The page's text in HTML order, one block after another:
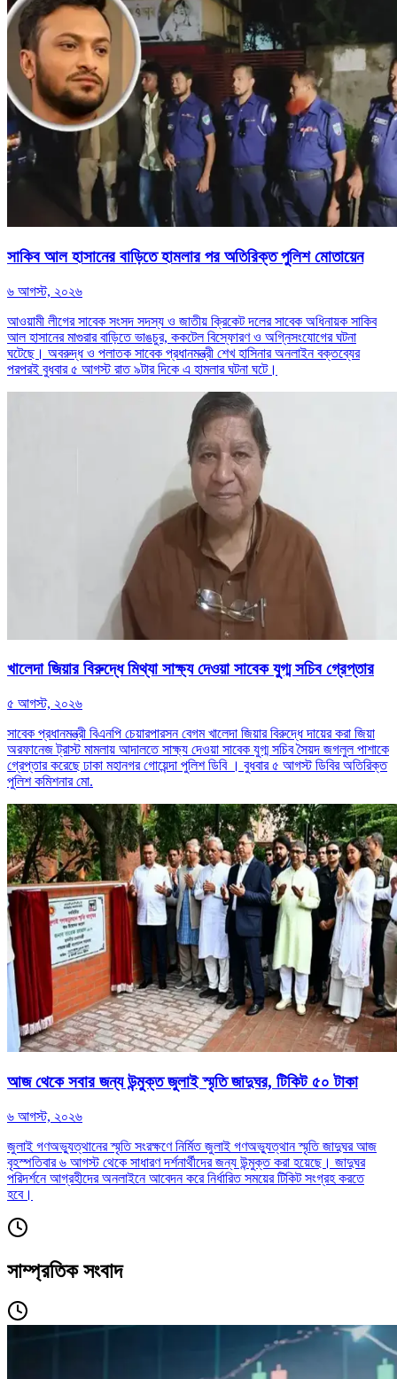
সাকিব আল হাসানের বাড়িতে হামলার পর অতিরিক্ত পুলিশ মোতায়েন
৬ আগস্ট, ২০২৬
আওয়ামী লীগের সাবেক সংসদ সদস্য ও জাতীয় ক্রিকেট দলের সাবেক অধিনায়ক সাকিব
আল হাসানের মাগুরার বাড়িতে ভাঙচুর, ককটেল বিস্ফোরণ ও অগ্নিসংযোগের ঘটনা
ঘটেছে। অবরুদ্ধ ও পলাতক সাবেক প্রধানমন্ত্রী শেখ হাসিনার অনলাইন বক্তব্যের
পরপরই বুধবার ৫ আগস্ট রাত ৯টার দিকে এ হামলার ঘটনা ঘটে।
খালেদা জিয়ার বিরুদ্ধে মিথ্যা সাক্ষ্য দেওয়া সাবেক যুগ্ম সচিব গ্রেপ্তার
৫ আগস্ট, ২০২৬
সাবেক প্রধানমন্ত্রী বিএনপি চেয়ারপারসন বেগম খালেদা জিয়ার বিরুদ্ধে দায়ের করা জিয়া
অরফানেজ ট্রাস্ট মামলায় আদালতে সাক্ষ্য দেওয়া সাবেক যুগ্ম সচিব সৈয়দ জগলুল পাশাকে
গ্রেপ্তার করেছে ঢাকা মহানগর গোয়েন্দা পুলিশ ডিবি । বুধবার ৫ আগস্ট ডিবির অতিরিক্ত
পুলিশ কমিশনার মো.
আজ থেকে সবার জন্য উন্মুক্ত জুলাই স্মৃতি জাদুঘর, টিকিট ৫০ টাকা
৬ আগস্ট, ২০২৬
জুলাই গণঅভ্যুত্থানের স্মৃতি সংরক্ষণে নির্মিত জুলাই গণঅভ্যুত্থান স্মৃতি জাদুঘর আজ
বৃহস্পতিবার ৬ আগস্ট থেকে সাধারণ দর্শনার্থীদের জন্য উন্মুক্ত করা হয়েছে। জাদুঘর
পরিদর্শনে আগ্রহীদের অনলাইনে আবেদন করে নির্ধারিত সময়ের টিকিট সংগ্রহ করতে
হবে।
সাম্প্রতিক সংবাদ